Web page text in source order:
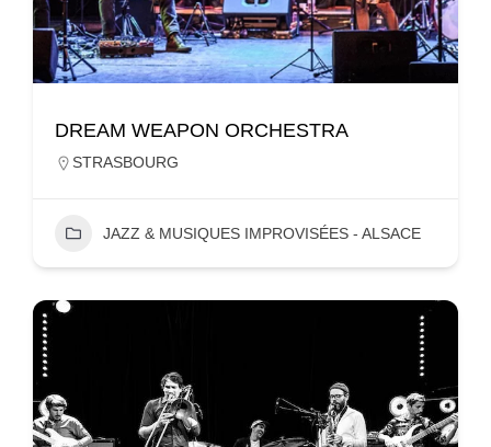
DREAM WEAPON ORCHESTRA
STRASBOURG
JAZZ & MUSIQUES IMPROVISÉES - ALSACE